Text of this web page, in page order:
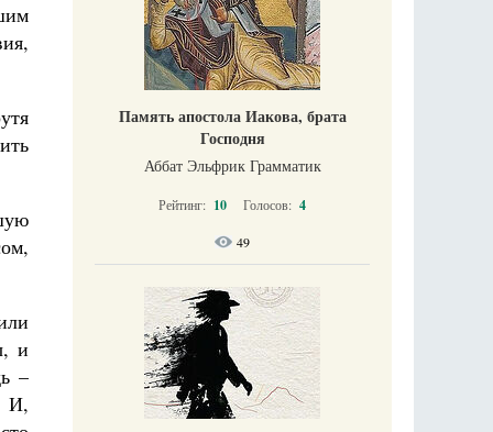
и
–
И,
Память апостола Иакова, брата
Господня
Аббат Эльфрик Грамматик
Рейтинг: 10 Голосов: 4
49